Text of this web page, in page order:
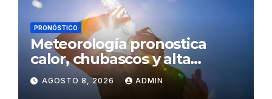
PRONÓSTICO
Meteorología pronostica
calor, chubascos y alta
concentración de polvo del
Sahara para este sábado
AGOSTO 8, 2026 ADMIN